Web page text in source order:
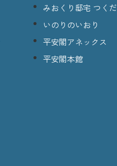
みおくり邸宅 つくだ
いのりのいおり
平安閣アネックス
平安閣本館